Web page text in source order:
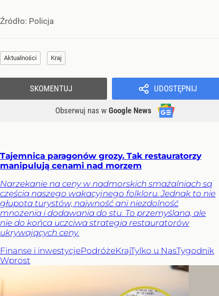
Źródło: Policja
Aktualności Kraj
UDOSTĘPNIJ
Obserwuj nas w Google News
SKOMENTUJ
Tajemnica paragonów grozy. Tak restauratorzy
manipulują cenami nad morzem
Narzekanie na ceny w nadmorskich smażalniach są
częścią naszego wakacyjnego folkloru. Jednak to nie
głupota turystów, naiwność ani niezdolność
mnożenia i dodawania do stu. To przemyślana, ale
nie do końca uczciwa strategia restauratorów
ukrywających ceny.
Finanse i inwestycjePodróżeKrajTylko u NasTygodnik
Wprost